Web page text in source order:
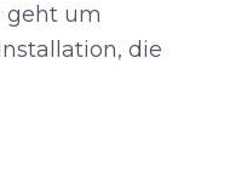
geht um
die